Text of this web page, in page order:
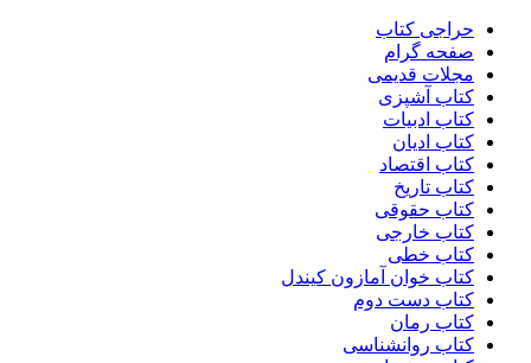
حراجی کتاب
صفحه گرام
مجلات قدیمی
کتاب آشپزی
کتاب ادبیات
کتاب ادیان
کتاب اقتصاد
کتاب تاریخ
کتاب حقوقی
کتاب خارجی
کتاب خطی
کتاب خوان آمازون کیندل
کتاب دست دوم
کتاب رمان
کتاب روانشناسی